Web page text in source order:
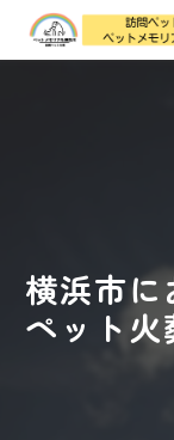
横浜市
ペット火